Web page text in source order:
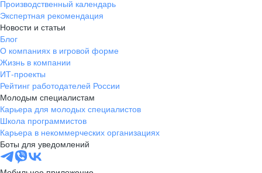
Производственный календарь
Экспертная рекомендация
Новости и статьи
Блог
О компаниях в игровой форме
Жизнь в компании
ИТ-проекты
Рейтинг работодателей России
Молодым специалистам
Карьера для молодых специалистов
Школа программистов
Карьера в некоммерческих организациях
Боты для уведомлений